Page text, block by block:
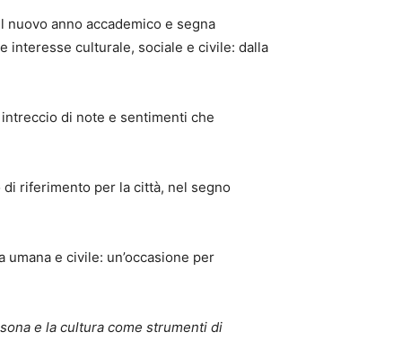
anno accademico e segna
interesse culturale, sociale e civile: dalla
di note e sentimenti che
riferimento per la città, nel segno
e civile: un’occasione per
e la cultura come strumenti di